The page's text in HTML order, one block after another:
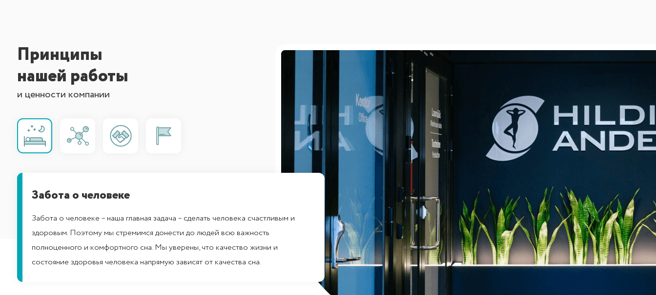
Принципы
нашей работы
и ценности компании
Забота о человеке
Забота о человеке – наша главная задача – сделать человека счастливым и
здоровым. Поэтому мы стремимся донести до людей всю важность
полноценного и комфортного сна. Мы уверены, что качество жизни и
состояние здоровья человека напрямую зависят от качества сна.